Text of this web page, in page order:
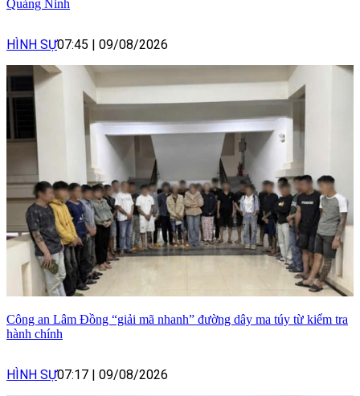
Quảng Ninh
HÌNH SỰ07:45 09/08/2026
Công an Lâm Đồng “giải mã nhanh” đường dây ma túy từ kiểm tra
hành chính
HÌNH SỰ07:17 09/08/2026